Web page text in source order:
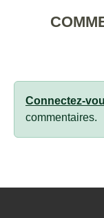
Connectez-
commentaires.